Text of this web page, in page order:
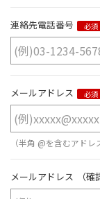
連絡先電話番号 必須
メールアドレス 必須
（半角 @を含むアドレ
メールアドレス （確